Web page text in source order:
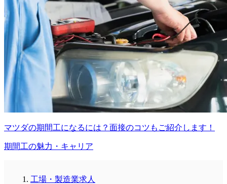
マツダの期間工になるには？面接のコツもご紹介します！
期間工の魅力・キャリア
工場・製造業求人